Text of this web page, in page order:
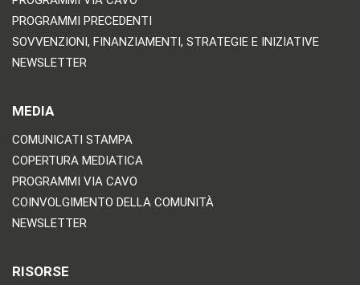
PROGRAMMI PRECEDENTI
SOVVENZIONI, FINANZIAMENTI, STRATEGIE E INIZIATIVE
NEWSLETTER
MEDIA
COMUNICATI STAMPA
COPERTURA MEDIATICA
PROGRAMMI VIA CAVO
COINVOLGIMENTO DELLA COMUNITÀ
NEWSLETTER
RISORSE